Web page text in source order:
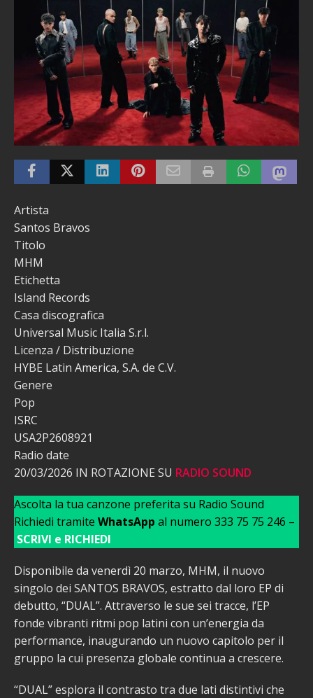
Artista
Santos Bravos
Titolo
MHM
Etichetta
Island Records
Casa discografica
Universal Music Italia S.r.l.
Licenza / Distribuzione
HYBE Latin America, S.A. de C.V.
Genere
Pop
ISRC
USA2P2608921
Radio date
20/03/2026 IN ROTAZIONE SU RADIO SOUND
Ascolta la tua canzone preferita su Radio Sound
Richiedi tramite WhatsApp al numero 333 75 75 246 –
SCRIVI e RICHIEDI
Disponibile da venerdì 20 marzo, MHM, il nuovo
singolo dei SANTOS BRAVOS, estratto dal loro EP di
debutto, “DUAL”. Attraverso le sue sei tracce, l’EP
fonde vibranti ritmi pop latini con un’energia da
performance, inaugurando un nuovo capitolo per il
gruppo la cui presenza globale continua a crescere.
“DUAL” esplora il contrasto tra due lati distintivi che